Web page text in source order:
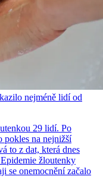
nejméně lidí od
29 lidí. Po
pokles na nejnižší
to z dat, která dnes
žloutenky
se onemocnění začalo